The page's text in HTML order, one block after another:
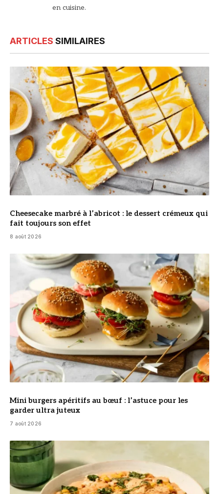
en cuisine.
ARTICLES SIMILAIRES
Cheesecake marbré à l’abricot : le dessert crémeux qui
fait toujours son effet
8 août 2026
© DR
Mini burgers apéritifs au bœuf : l’astuce pour les
garder ultra juteux
7 août 2026
© DR